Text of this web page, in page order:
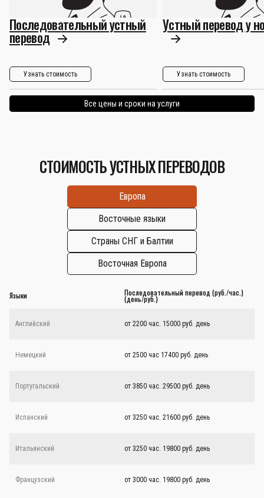
Последовательный устный
перевод
Узнать стоимость
Устный перевод у
Узнать стоимость
Все цены и сроки на услуги
СТОИМОСТЬ УСТНЫХ ПЕРЕВОДОВ
Европа
Восточные языки
Страны СНГ и Балтии
Восточная Европа
Языки Последовательный перевод (руб./час.)
(день/руб.)
Английский от 2200 час. 15000 руб. день
Немецкий от 2500 час 17400 руб. день
Португальский от 3850 час. 29500 руб. день
Испанский от 3250 час. 21600 руб. день
Итальянский от 3250 час. 19800 руб. день
Французский от 3000 час. 19800 руб. день